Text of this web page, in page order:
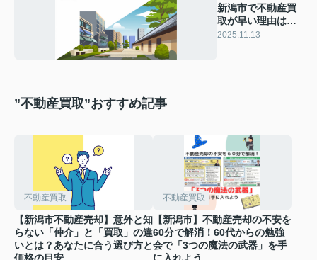
新潟市で不動産買
取が早い理由は？
現金化の流れやポ
2025.11.13
”不動産買取”おすすめ記事
不動産買取
【新潟市不動産売却】意外と知
らない「仲介」と「買取」の違
いとは？あなたに合う選び方と
不動産買取
【新潟市】不動産売却の不安を
60分で解消！60代からの勉強
会で「3つの魔法の武器」を手